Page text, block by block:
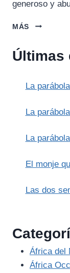
generoso y
MÁS
EL
RÍO
SEQUÍA
Últimas
La
La
La
El monje
Las dos
África del
África